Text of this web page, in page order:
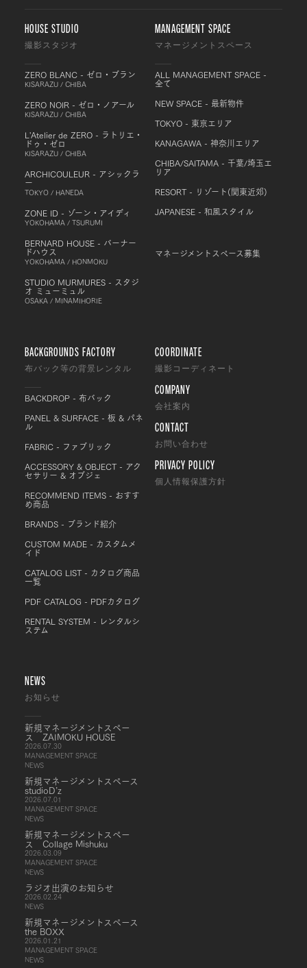
HOUSE STUDIO
撮影スタジオ
ZERO BLANC - ゼロ・ブラン
KISARAZU / CHIBA
ZERO NOIR - ゼロ・ノアール
KISARAZU / CHIBA
L'Atelier de ZERO - ラトリエ・
ドゥ・ゼロ
KISARAZU / CHIBA
ARCHICOULEUR - アシックラ
ー
TOKYO / HANEDA
ZONE ID - ゾーン・アイディ
YOKOHAMA / TSURUMI
BERNARD HOUSE - バーナー
ドハウス
YOKOHAMA / HONMOKU
STUDIO MURMURES - スタジ
オ ミューミュル
OSAKA / MINAMIHORIE
MANAGEMENT SPACE
マネージメントスペース
ALL MANAGEMENT SPACE -
全て
NEW SPACE - 最新物件
TOKYO - 東京エリア
KANAGAWA - 神奈川エリア
CHIBA/SAITAMA - 千葉/埼玉エ
リア
RESORT - リゾート(関東近郊)
JAPANESE - 和風スタイル
マネージメントスペース募集
BACKGROUNDS FACTORY
布バック等の背景レンタル
BACKDROP - 布バック
PANEL & SURFACE - 板 & パネ
ル
FABRIC - ファブリック
ACCESSORY & OBJECT - アク
セサリー & オブジェ
RECOMMEND ITEMS - おすす
め商品
BRANDS - ブランド紹介
CUSTOM MADE - カスタムメ
イド
CATALOG LIST - カタログ商品
一覧
PDF CATALOG - PDFカタログ
RENTAL SYSTEM - レンタルシ
ステム
COORDINATE
撮影コーディネート
COMPANY
会社案内
CONTACT
お問い合わせ
PRIVACY POLICY
個人情報保護方針
NEWS
お知らせ
新規マネージメントスペー
ス ZAIMOKU HOUSE
2026.07.30
MANAGEMENT SPACE
NEWS
新規マネージメントスペース
studioD’z
2026.07.01
MANAGEMENT SPACE
NEWS
新規マネージメントスペー
ス Collage Mishuku
2026.03.09
MANAGEMENT SPACE
NEWS
ラジオ出演のお知らせ
2026.02.24
NEWS
新規マネージメントスペース
the BOXX
2026.01.21
MANAGEMENT SPACE
NEWS